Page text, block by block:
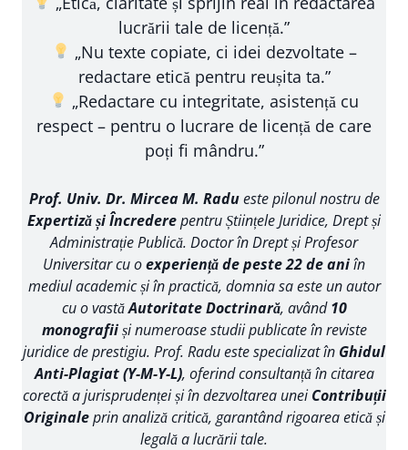
lucrării tale de licență.”
„Nu texte copiate, ci idei dezvoltate –
redactare etică pentru reușita ta.”
„Redactare cu integritate, asistență cu
respect – pentru o lucrare de licență de care
poți fi mândru.”
Prof. Univ. Dr. Mircea M. Radueste pilonul nostru de
Expertiză și Încrederepentru Științele Juridice, Drept și
Administrație Publică. Doctor în Drept și Profesor
Universitar cu oexperiență de peste 22 de aniîn
mediul academic și în practică, domnia sa este un autor
cu o vastăAutoritate Doctrinară, având10
monografiiși numeroase studii publicate în reviste
juridice de prestigiu. Prof. Radu este specializat în Ghidul
Anti-Plagiat (Y-M-Y-L), oferind consultanță în citarea
corectă a jurisprudenței și în dezvoltarea unei Contribuții
Originaleprin analiză critică, garantând rigoarea etică și
legală a lucrării tale.